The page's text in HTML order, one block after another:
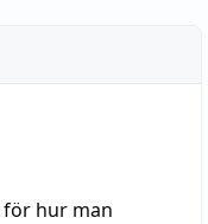
för hur man